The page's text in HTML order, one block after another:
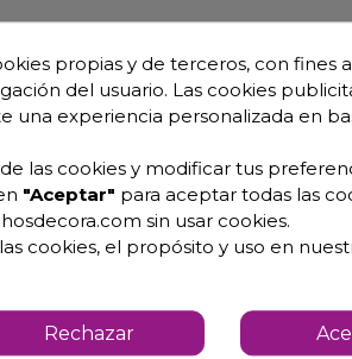
propias y de terceros, con fines
del usuario. Las cookies
una experiencia personalizada en
las cookies y modificar tus
"Aceptar" para aceptar todas las
sin usar cookies.
cookies, el propósito y uso en
Rechazar